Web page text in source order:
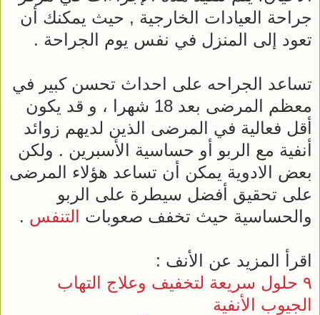
جراحة العيادات الخارجية , حيث يمكنك أن
تعود إلى المنزل في نفس يوم الجراحة .
تساعد الجراحه على احداث تحسن كبير في
معظم المرضى بعد 18 شهرا ، و قد يكون
أقل فعالية في المرضى الذين لديهم زوائد
أنفية مع الربو أو حساسية الأسبرين . ولكن
بعض الادوية يمكن أن تساعد هؤلاء المرضى
على تحقيق أفضل سيطرة على الربو
والحساسية حيث تخفف صعوبات التنفس .
اقرأ المزيد عن الأنف :
٩ حلول سريعة لتخفيف وعلاج التهاب
الجيوب الأنفية